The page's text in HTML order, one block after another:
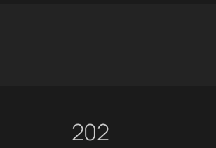
202